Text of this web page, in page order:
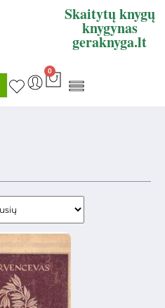
Skaitytų knygų
knygynas
geraknyga.lt
0